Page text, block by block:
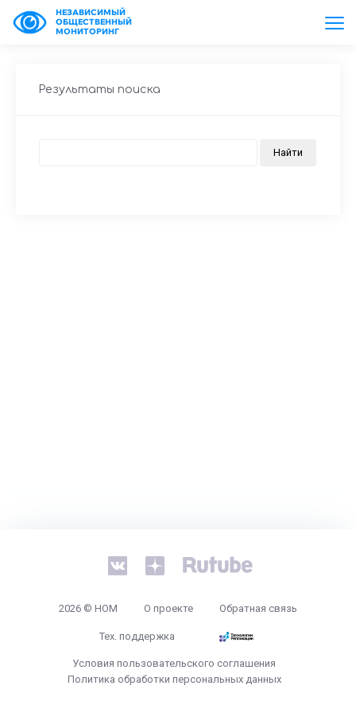
НЕЗАВИСИМЫЙ
ОБЩЕСТВЕННЫЙ
МОНИТОРИНГ
Результаты поиска
2026 © НОМ О проекте Обратная связь
Тех. поддержка
Условия пользовательского соглашения
Политика обработки персональных данных